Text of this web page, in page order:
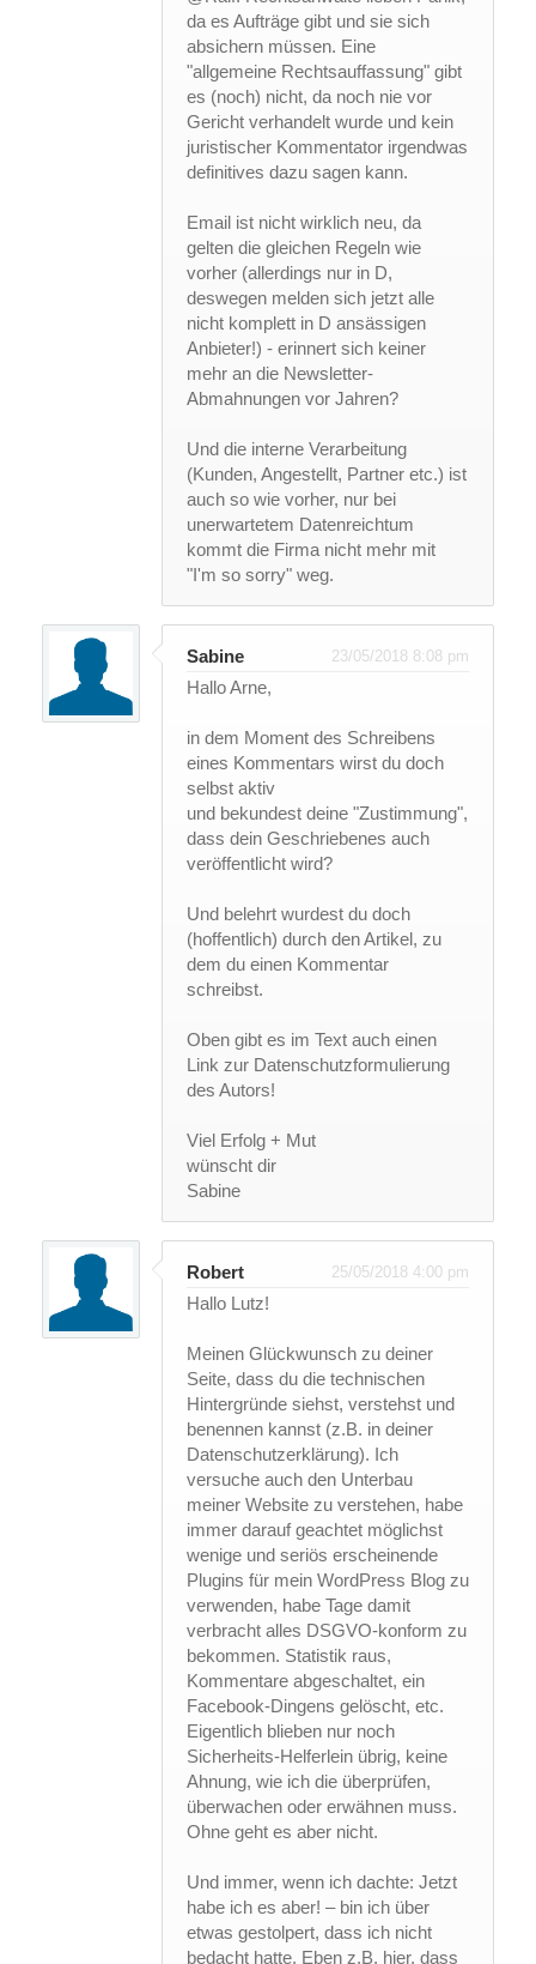
da es Aufträge gibt und sie sich
absichern müssen. Eine
"allgemeine Rechtsauffassung" gibt
es (noch) nicht, da noch nie vor
Gericht verhandelt wurde und kein
juristischer Kommentator irgendwas
definitives dazu sagen kann.
Email ist nicht wirklich neu, da
gelten die gleichen Regeln wie
vorher (allerdings nur in D,
deswegen melden sich jetzt alle
nicht komplett in D ansässigen
Anbieter!) - erinnert sich keiner
mehr an die Newsletter-
Abmahnungen vor Jahren?
Und die interne Verarbeitung
(Kunden, Angestellt, Partner etc.) ist
auch so wie vorher, nur bei
unerwartetem Datenreichtum
kommt die Firma nicht mehr mit
"I'm so sorry" weg.
Sabine 23/05/2018 8:08 pm
Hallo Arne,
in dem Moment des Schreibens
eines Kommentars wirst du doch
selbst aktiv
und bekundest deine "Zustimmung",
dass dein Geschriebenes auch
veröffentlicht wird?
Und belehrt wurdest du doch
(hoffentlich) durch den Artikel, zu
dem du einen Kommentar
schreibst.
Oben gibt es im Text auch einen
Link zur Datenschutzformulierung
des Autors!
Viel Erfolg + Mut
wünscht dir
Sabine
Robert 25/05/2018 4:00 pm
Hallo Lutz!
Meinen Glückwunsch zu deiner
Seite, dass du die technischen
Hintergründe siehst, verstehst und
benennen kannst (z.B. in deiner
Datenschutzerklärung). Ich
versuche auch den Unterbau
meiner Website zu verstehen, habe
immer darauf geachtet möglichst
wenige und seriös erscheinende
Plugins für mein WordPress Blog zu
verwenden, habe Tage damit
verbracht alles DSGVO-konform zu
bekommen. Statistik raus,
Kommentare abgeschaltet, ein
Facebook-Dingens gelöscht, etc.
Eigentlich blieben nur noch
Sicherheits-Helferlein übrig, keine
Ahnung, wie ich die überprüfen,
überwachen oder erwähnen muss.
Ohne geht es aber nicht.
Und immer, wenn ich dachte: Jetzt
habe ich es aber! – bin ich über
etwas gestolpert, dass ich nicht
bedacht hatte. Eben z.B. hier, dass